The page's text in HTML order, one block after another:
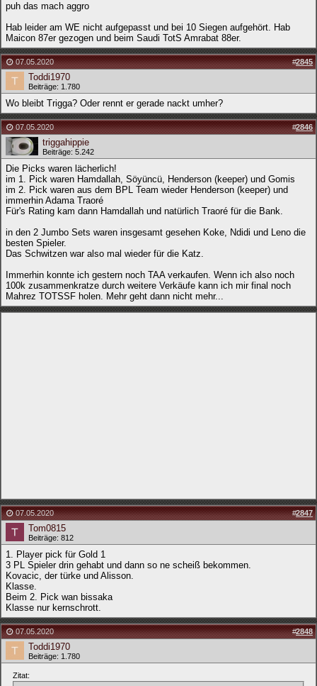
puh das mach aggro
Hab leider am WE nicht aufgepasst und bei 10 Siegen aufgehört. Hab
Maicon 87er gezogen und beim Saudi TotS Amrabat 88er.
07.05.2020 #2845
Toddi1970
Beiträge: 1.780
Wo bleibt Trigga? Oder rennt er gerade nackt umher?
07.05.2020 #2846
triggahippie
Beiträge: 5.242
Die Picks waren lächerlich!
im 1. Pick waren Hamdallah, Söyüncü, Henderson (keeper) und Gomis
im 2. Pick waren aus dem BPL Team wieder Henderson (keeper) und
immerhin Adama Traoré
Für's Rating kam dann Hamdallah und natürlich Traoré für die Bank.
in den 2 Jumbo Sets waren insgesamt gesehen Koke, Ndidi und Leno die
besten Spieler.
Das Schwitzen war also mal wieder für die Katz.
Immerhin konnte ich gestern noch TAA verkaufen. Wenn ich also noch
100k zusammenkratze durch weitere Verkäufe kann ich mir final noch
Mahrez TOTSSF holen. Mehr geht dann nicht mehr...
07.05.2020 #2847
Tom0815
Beiträge: 812
1. Player pick für Gold 1
3 PL Spieler drin gehabt und dann so ne scheiß bekommen.
Kovacic, der türke und Alisson.
Klasse.
Beim 2. Pick wan bissaka
Klasse nur kernschrott.
07.05.2020 #2848
Toddi1970
Beiträge: 1.780
Zitat: